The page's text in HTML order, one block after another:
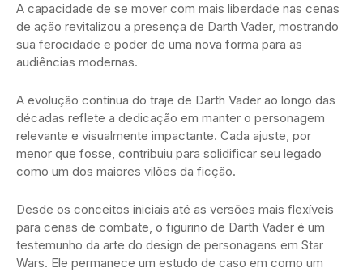
A capacidade de se mover com mais liberdade nas cenas
de ação revitalizou a presença de Darth Vader, mostrando
sua ferocidade e poder de uma nova forma para as
audiências modernas.
A evolução contínua do traje de Darth Vader ao longo das
décadas reflete a dedicação em manter o personagem
relevante e visualmente impactante. Cada ajuste, por
menor que fosse, contribuiu para solidificar seu legado
como um dos maiores vilões da ficção.
Desde os conceitos iniciais até as versões mais flexíveis
para cenas de combate, o figurino de Darth Vader é um
testemunho da arte do design de personagens em Star
Wars. Ele permanece um estudo de caso em como um